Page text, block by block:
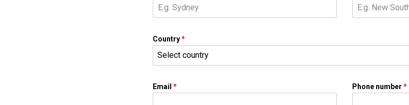
Country*
Select country
Email * Phone number *